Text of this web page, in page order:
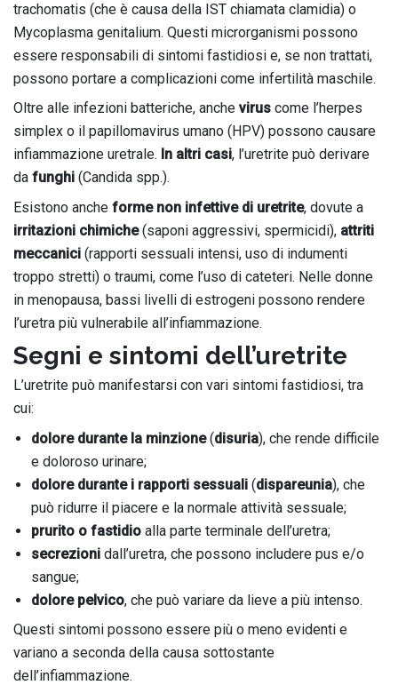
trachomatis (che è causa della IST chiamata clamidia) o
Mycoplasma genitalium. Questi microrganismi possono
essere responsabili di sintomi fastidiosi e, se non trattati,
possono portare a complicazioni come infertilità maschile.
Oltre alle infezioni batteriche, anche virus come l’herpes
simplex o il papillomavirus umano (HPV) possono causare
infiammazione uretrale. In altri casi, l’uretrite può derivare
da funghi (Candida spp.).
Esistono anche forme non infettive di uretrite, dovute a
irritazioni chimiche(saponi aggressivi, spermicidi), attriti
meccanici (rapporti sessuali intensi, uso di indumenti
troppo stretti) o traumi, come l’uso di cateteri. Nelle donne
in menopausa, bassi livelli di estrogeni possono rendere
l’uretra più vulnerabile all’infiammazione.
Segni e sintomi dell’uretrite
L’uretrite può manifestarsi con vari sintomi fastidiosi, tra
cui:
dolore durante la minzione(disuria), che rende difficile
e doloroso urinare;
dolore durante i rapporti sessuali (dispareunia), che
può ridurre il piacere e la normale attività sessuale;
prurito o fastidio alla parte terminale dell’uretra;
secrezioni dall’uretra, che possono includere pus e/o
sangue;
dolore pelvico, che può variare da lieve a più intenso.
Questi sintomi possono essere più o meno evidenti e
variano a seconda della causa sottostante
dell’infiammazione.